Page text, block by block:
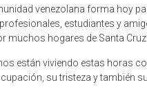
venezolana forma hoy
estudiantes y
muchos hogares de Santa
están viviendo estas horas
su tristeza y también su